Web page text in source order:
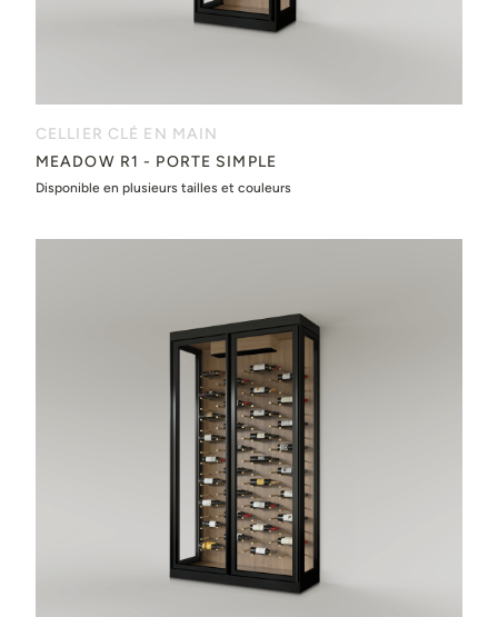
CELLIER CLÉ EN MAIN
MEADOW R1 - PORTE SIMPLE
Disponible en plusieurs tailles et couleurs